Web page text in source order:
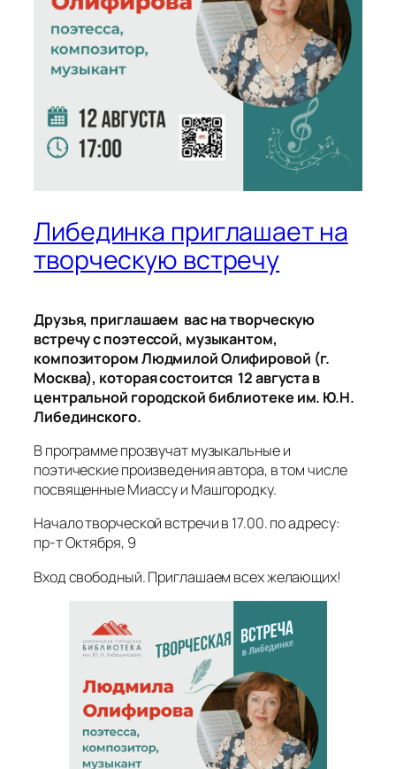
Либединка приглашает на
творческую встречу
Друзья, приглашаем вас на творческую
встречу с поэтессой, музыкантом,
композитором Людмилой Олифировой (г.
Москва), которая состоится 12 августа в
центральной городской библиотеке им. Ю.Н.
Либединского.
В программе прозвучат музыкальные и
поэтические произведения автора, в том числе
посвященные Миассу и Машгородку.
Начало творческой встречи в 17.00. по адресу:
пр-т Октября, 9
Вход свободный. Приглашаем всех желающих!